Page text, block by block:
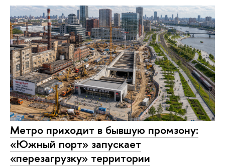
Метро приходит в бывшую промзону:
«Южный порт» запускает
«перезагрузку» территории